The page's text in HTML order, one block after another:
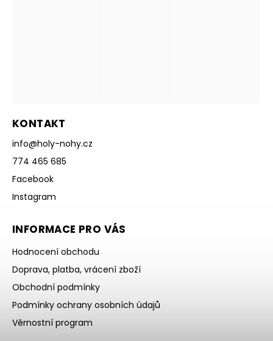
KONTAKT
info@holy-nohy.cz
774 465 685
Facebook
Instagram
INFORMACE PRO VÁS
Hodnocení obchodu
Doprava, platba, vrácení zboží
Obchodní podmínky
Podmínky ochrany osobních údajů
Věrnostní program